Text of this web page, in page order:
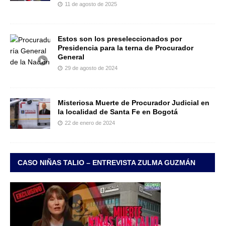
11 de agosto de 2025
Estos son los preseleccionados por
Presidencia para la terna de Procurador
General
29 de agosto de 2024
Misteriosa Muerte de Procurador Judicial en
la localidad de Santa Fe en Bogotá
22 de enero de 2024
CASO NIÑAS TALIO – ENTREVISTA ZULMA GUZMÁN